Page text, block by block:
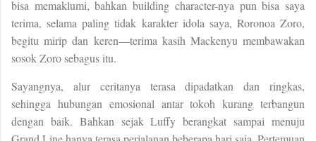
bisa memaklumi, bahkan building character-nya pun bisa saya
terima, selama paling tidak karakter idola saya, Roronoa Zoro,
begitu mirip dan keren—terima kasih Mackenyu membawakan
sosok Zoro sebagus itu.
Sayangnya, alur ceritanya terasa dipadatkan dan ringkas,
sehingga hubungan emosional antar tokoh kurang terbangun
dengan baik. Bahkan sejak Luffy berangkat sampai menuju